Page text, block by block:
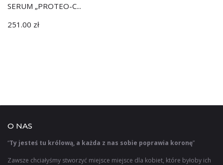
SERUM „PROTEO-C...
251.00 zł
O NAS
“Ty jesteś tu królową, a każda z nas sobie poprawia koronę”
Zawsze chciałyśmy stworzyć miejsce miejsce dla kobiet, które byłoby ich